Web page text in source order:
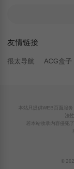
友情链接
很太导航 ACG盒子
本站只提供WEB页面服
法
若本站收录内容侵犯
©